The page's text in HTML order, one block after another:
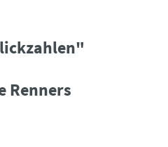
Renners